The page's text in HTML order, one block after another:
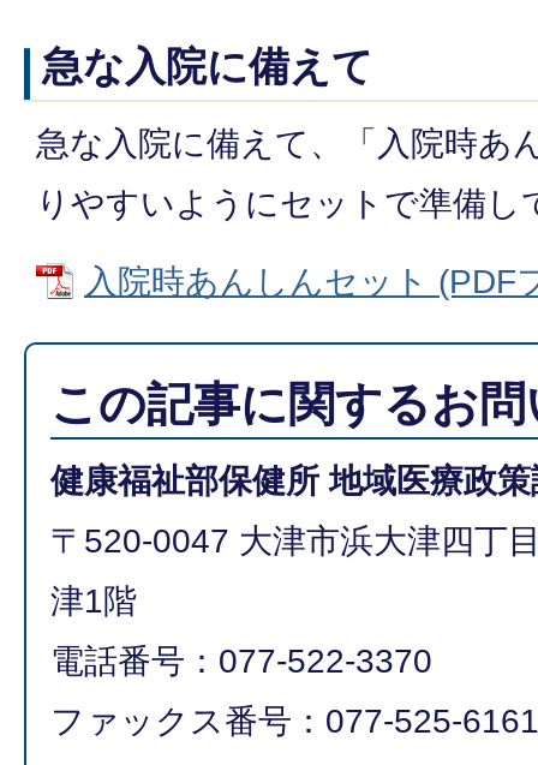
急な入院に備えて
急な入院に備えて、「入院時あ
りやすいようにセットで準備し
入院時あんしんセット (PDF
この記事に関するお
健康福祉部保健所 地域医療政策
〒520-0047 大津市浜大津四丁
津1階
電話番号：077-522-3370
ファックス番号：077-525-6161